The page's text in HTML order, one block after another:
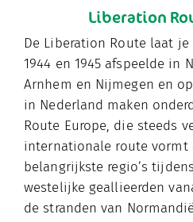
Liberation
De Liberation Route laat
1944 en 1945 afspeelde in
Arnhem en Nijmegen en
in Nederland maken
Route Europe, die steeds
internationale route vormt
belangrijkste regio’s
westelijke geallieerden
de stranden van